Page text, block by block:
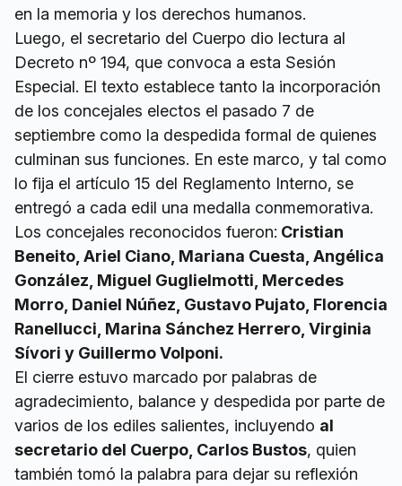
en la memoria y los derechos humanos.
Luego, el secretario del Cuerpo dio lectura al
Decreto nº 194, que convoca a esta Sesión
Especial. El texto establece tanto la incorporación
de los concejales electos el pasado 7 de
septiembre como la despedida formal de quienes
culminan sus funciones. En este marco, y tal como
lo fija el artículo 15 del Reglamento Interno, se
entregó a cada edil una medalla conmemorativa.
Los concejales reconocidos fueron: Cristian
Beneito, Ariel Ciano, Mariana Cuesta, Angélica
González, Miguel Guglielmotti, Mercedes
Morro, Daniel Núñez, Gustavo Pujato, Florencia
Ranellucci, Marina Sánchez Herrero, Virginia
Sívori y Guillermo Volponi.
El cierre estuvo marcado por palabras de
agradecimiento, balance y despedida por parte de
varios de los ediles salientes, incluyendo al
secretario del Cuerpo, Carlos Bustos, quien
también tomó la palabra para dejar su reflexión